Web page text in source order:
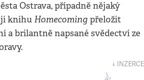
Ostrava, případně nějaký
knihu Homecoming přeložit
a brilantně napsané svědectví ze
↓ INZERCE